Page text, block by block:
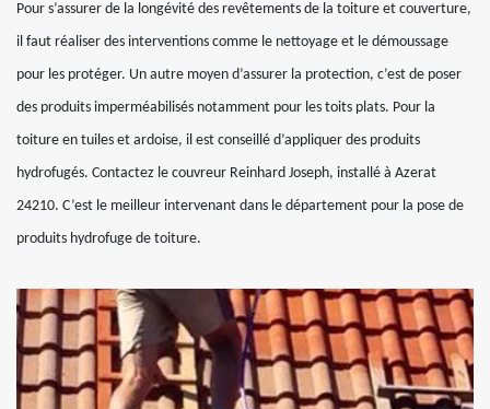
Pour s’assurer de la longévité des revêtements de la toiture et couverture,
il faut réaliser des interventions comme le nettoyage et le démoussage
pour les protéger. Un autre moyen d’assurer la protection, c’est de poser
des produits imperméabilisés notamment pour les toits plats. Pour la
toiture en tuiles et ardoise, il est conseillé d’appliquer des produits
hydrofugés. Contactez le couvreur Reinhard Joseph, installé à Azerat
24210. C’est le meilleur intervenant dans le département pour la pose de
produits hydrofuge de toiture.